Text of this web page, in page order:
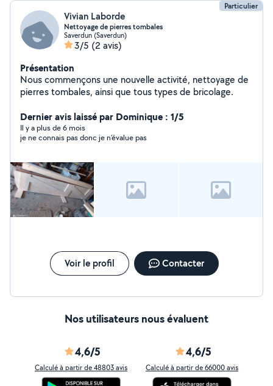
Particulier
Vivian Laborde
Nettoyage de pierres tombales
Saverdun (Saverdun)
3/5 (2 avis)
Présentation
Nous commençons une nouvelle activité, nettoyage de
pierres tombales, ainsi que tous types de bricolage.
Dernier avis laissé par Dominique : 1/5
Il y a plus de 6 mois
je ne connais pas donc je n'évalue pas
Voir le profil Contacter
Nos utilisateurs nous évaluent
4,6/5
Calculé à partir de 48803 avis
4,6/5
Calculé à partir de 66000 avis